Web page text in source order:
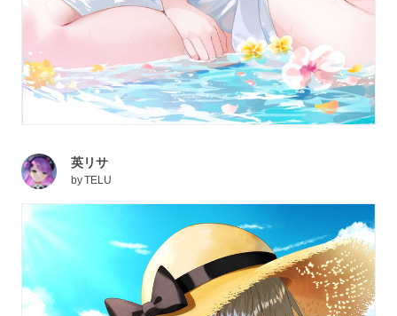
英リサ
byTELU